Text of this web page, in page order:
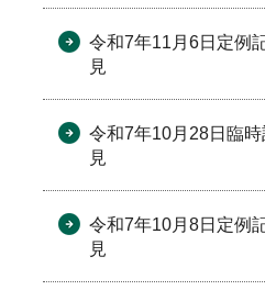
令和7年11月6日定例
見
令和7年10月28日臨時
見
令和7年10月8日定例
見